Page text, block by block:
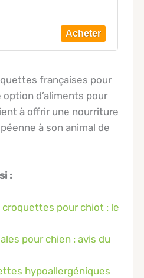
françaises pour
d’aliments pour
à offrir une nourriture
à son animal de
:
croquettes pour chiot : le
pour chien : avis du
hypoallergéniques